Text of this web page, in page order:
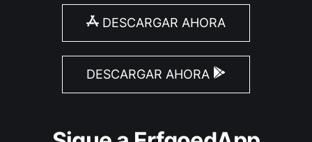
DESCARGAR AHORA
DESCARGAR AHORA